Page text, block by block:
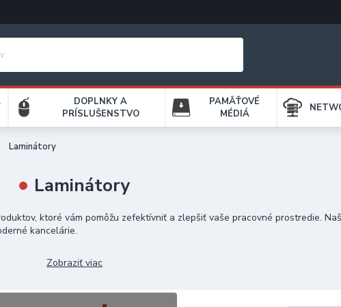
DOPLNKY A
PRÍSLUŠENSTVO
PAMÄŤOVÉ
MÉDIÁ
Laminátory
Laminátory
ktoré vám pomôžu zefektívniť a zlepšiť vaše pracovné prostredie.
kancelárie.
vám umožnia digitalizovať papierové súbory a uľahčiť správu informácií.
vám poskytnú možnosť ochrany a zvýraznenia dôležitých
fólií do laminátorov a viazačov dokumentov, ktoré vám poskytujú
Zobraziť viac